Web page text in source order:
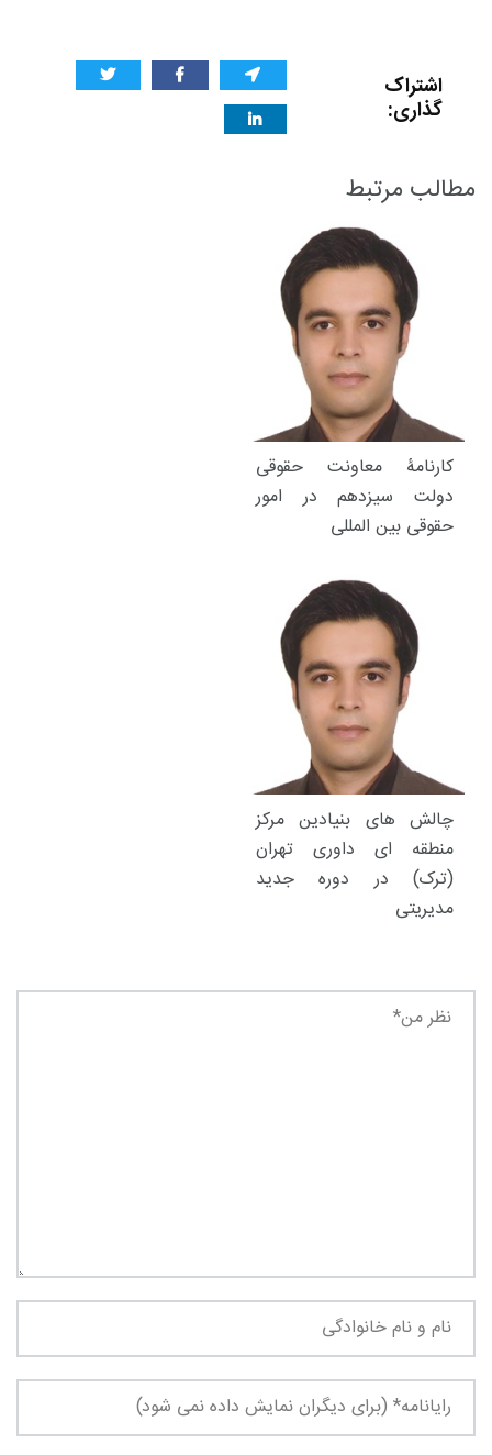
اشتراک
گذاری:
مطالب مرتبط
کارنامۀ معاونت حقوقی
دولت سیزدهم در امور
حقوقی بین المللی
چالش های بنیادین مرکز
منطقه ای داوری تهران
(ترک) در دوره جدید
مدیریتی